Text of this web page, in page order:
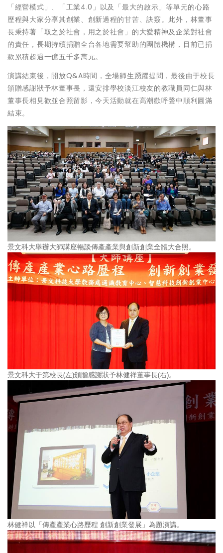
「經營模式」、「工業4.0」以及「最大的啟示」等單元的心路
歷程與大家分享其創業、創新過程的甘苦、訣竅。此外，林董事
長秉持著「取之於社會，用之於社會」的大愛精神及企業對社會
的責任，長期持續捐贈全台各地需要幫助的團體機構，目前已捐
款累積超過一億五千多萬元。
演講結束後，開放Q&A時間，全場師生踴躍提問，最後由于校長
頒贈感謝狀予林董事長，還安排學校淡江校友的教職員同仁與林
董事長相見歡並合照留影，今天活動就在高潮歡呼聲中順利圓滿
結束。
景文科大舉辦大師講座暢談傳產產業與創新創業全體大合照。
景文科大于第校長(左)頒贈感謝狀予林健祥董事長(右)。
林健祥以「傳產產業心路歷程 創新創業發展」為題演講。